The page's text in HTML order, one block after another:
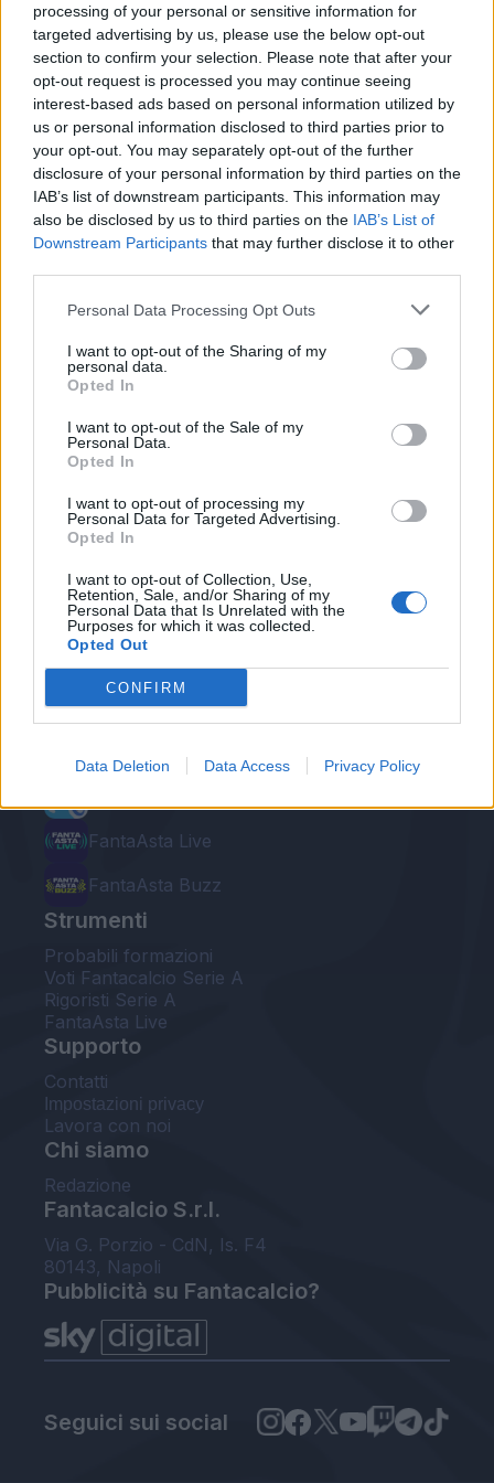
processing of your personal or sensitive information for
targeted advertising by us, please use the below opt-out
section to confirm your selection. Please note that after your
opt-out request is processed you may continue seeing
interest-based ads based on personal information utilized by
us or personal information disclosed to third parties prior to
your opt-out. You may separately opt-out of the further
disclosure of your personal information by third parties on the
IAB’s list of downstream participants. This information may
also be disclosed by us to third parties on the IAB’s List of
Downstream Participants that may further disclose it to other
Personal Data Processing Opt Outs
I want to opt-out of the Sharing of my
personal data.
Opted In
I want to opt-out of the Sale of my
Personal Data.
Opted In
I want to opt-out of processing my
Personal Data for Targeted Advertising.
Opted In
I want to opt-out of Collection, Use,
Retention, Sale, and/or Sharing of my
Personal Data that Is Unrelated with the
Purposes for which it was collected.
Opted Out
CONFIRM
Data Deletion Data Access Privacy Policy
felsinea: "Gli esami strumentali a cui è stato
sottoposto oggi Emanuele Giaccherini hanno
evidenziato una lesione di primo grado del
muscolo adduttore lungo della coscia destra. Il
giocatore ha iniziato le terapie specifiche. Tempi
di recupero previsti: tre settimane circa". Contro
la Juventus spazio, dunque, a Mounier e
Brienzaalle spalle dell'unica punta che
dovrebbe essere Destro.
Redazione Fantacalcio.it
Le nostre app
Fantacalcio® Serie A Enilive
Leghe Fantacalcio® Serie A Enilive
EuroLeghe Fantacalcio®
FantaAsta Live
FantaAsta Buzz
Strumenti
Probabili formazioni
Voti Fantacalcio Serie A
Rigoristi Serie A
FantaAsta Live
Supporto
Contatti
Impostazioni privacy
Lavora con noi
Chi siamo
Redazione
Fantacalcio S.r.l.
Via G. Porzio - CdN, Is. F4
80143, Napoli
Pubblicità su Fantacalcio?
Seguici sui social